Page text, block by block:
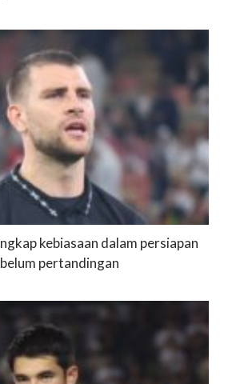
kebiasaan dalam persiapan
pertandingan